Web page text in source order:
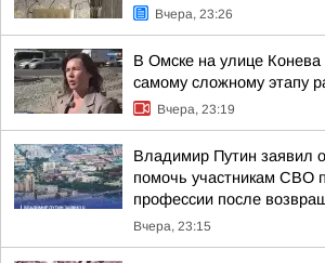
Вчера, 23:26
В Омске на улице Конева
самому сложному этапу
Вчера, 23:19
Владимир Путин заявил
помочь участникам СВО
профессии после
Вчера, 23:15